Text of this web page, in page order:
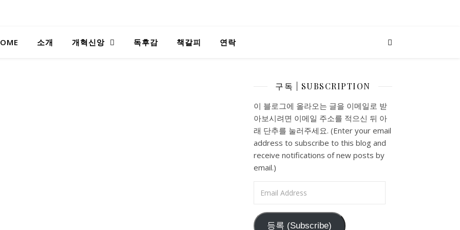
소개 개혁신앙 독후감 책갈피 연락
구독 | SUBSCRIPTION
이 블로그에 올라오는 글을 이메일로 받
아보시려면 이메일 주소를 적으신 뒤 아
래 단추를 눌러주세요. (Enter your email
address to subscribe to this blog and
receive notifications of new posts by
email.)
등록 (Subscribe)